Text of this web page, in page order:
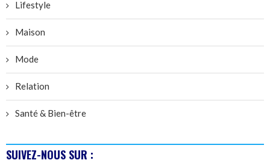
Lifestyle
Maison
Mode
Relation
Santé & Bien-être
SUIVEZ-NOUS SUR :